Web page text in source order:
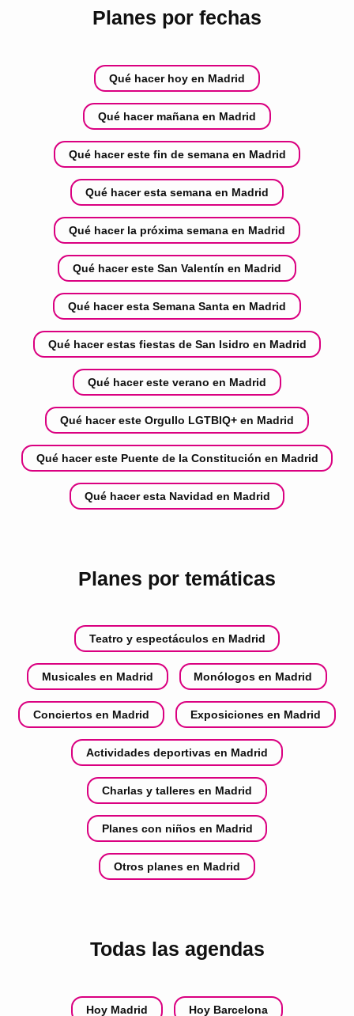
Planes por fechas
Qué hacer hoy en Madrid
Qué hacer mañana en Madrid
Qué hacer este fin de semana en Madrid
Qué hacer esta semana en Madrid
Qué hacer la próxima semana en Madrid
Qué hacer este San Valentín en Madrid
Qué hacer esta Semana Santa en Madrid
Qué hacer estas fiestas de San Isidro en Madrid
Qué hacer este verano en Madrid
Qué hacer este Orgullo LGTBIQ+ en Madrid
Qué hacer este Puente de la Constitución en Madrid
Qué hacer esta Navidad en Madrid
Planes por temáticas
Teatro y espectáculos en Madrid
Musicales en Madrid Monólogos en Madrid
Conciertos en Madrid Exposiciones en Madrid
Actividades deportivas en Madrid
Charlas y talleres en Madrid
Planes con niños en Madrid
Otros planes en Madrid
Todas las agendas
Hoy Madrid Hoy Barcelona